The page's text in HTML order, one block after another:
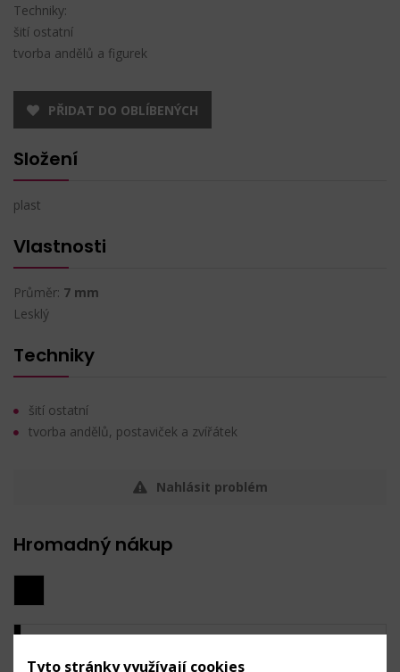
Techniky:
šití ostatní
tvorba andělů a figurek
PŘIDAT DO OBLÍBENÝCH
Složení
plast
Vlastnosti
Průměr: 7 mm
Lesklý
Techniky
šití ostatní
tvorba andělů, postaviček a zvířátek
Nahlásit problém
Hromadný nákup
2 černá
Tyto stránky využívají cookies